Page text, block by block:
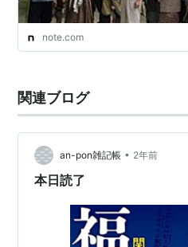
note.com
関連ブログ
an-pon雑記帳 • 2年前
本日読了